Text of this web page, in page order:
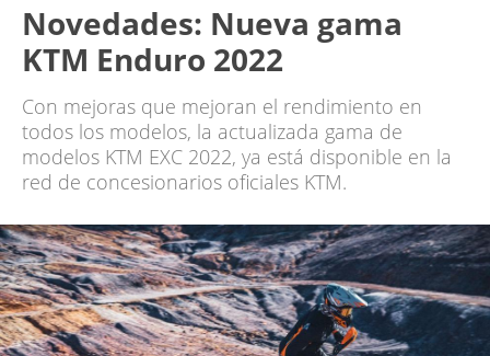
Novedades: Nueva gama
KTM Enduro 2022
Con mejoras que mejoran el rendimiento en
todos los modelos, la actualizada gama de
modelos KTM EXC 2022, ya está disponible en la
red de concesionarios oficiales KTM.